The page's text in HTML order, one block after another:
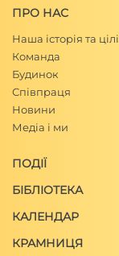
ПРО НАС
Наша історія та цілі
Команда
Будинок
Співпраця
Новини
Медіа і ми
ПОДІЇ
БІБЛІОТЕКА
КАЛЕНДАР
КРАМНИЦЯ